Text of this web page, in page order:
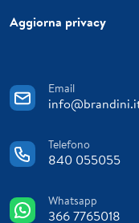
Aggiorna privacy
Email
Telefono
840 055055
Whatsapp
366 7765018